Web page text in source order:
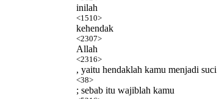
inilah
<1510>
kehendak
<2307>
Allah
<2316>
, yaitu hendaklah kamu menjadi suci
<38>
; sebab itu wajiblah kamu